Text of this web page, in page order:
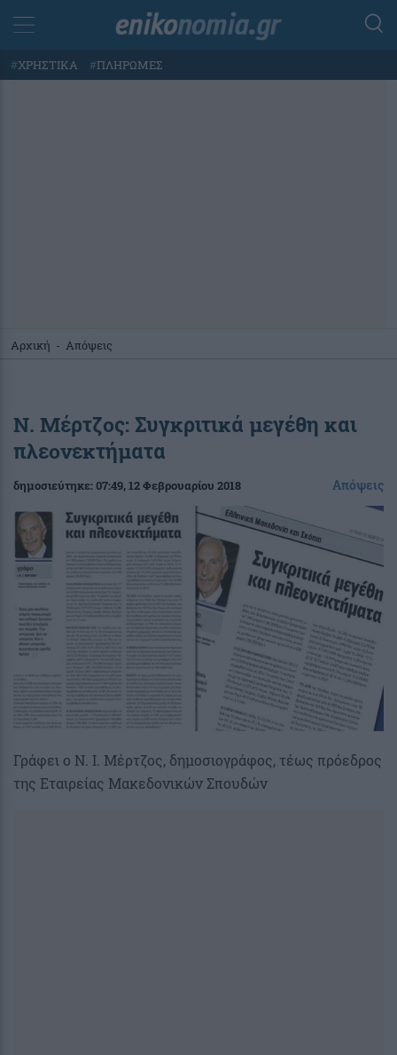
#ΧΡΗΣΤΙΚΑ #ΠΛΗΡΩΜΕΣ
Αρχική - Απόψεις
Ν. Μέρτζος: Συγκριτικά μεγέθη και
πλεονεκτήματα
δημοσιεύτηκε:07:49, 12 Φεβρουαρίου 2018 Απόψεις
Γράφει ο Ν. Ι. Μέρτζος, δημοσιογράφος, τέως πρόεδρος
της Εταιρείας Μακεδονικών Σπουδών